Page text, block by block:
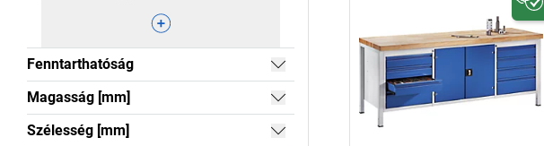
Fenntarthatóság
Magasság [mm]
Szélesség [mm]